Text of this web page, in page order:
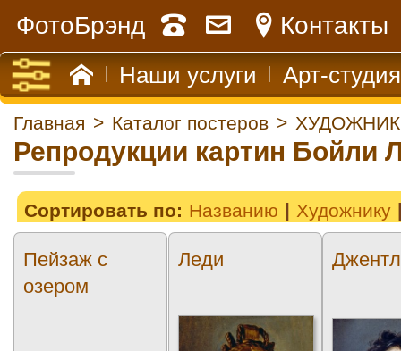
ФотоБрэнд Контакты
Наши услуги Арт-студия
Главная > Каталог постеров >
Репродукции картин Бойли
Сортировать по: Названию Художнику
Пейзаж с
озером
Леди